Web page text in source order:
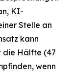
KI-
Stelle an
kann
die Hälfte (47
wenn